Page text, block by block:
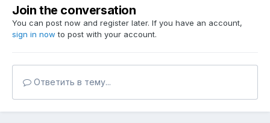
Join the conversation
You can post now and register later. If you have an account,
sign in now to post with your account.
Ответить в тему...